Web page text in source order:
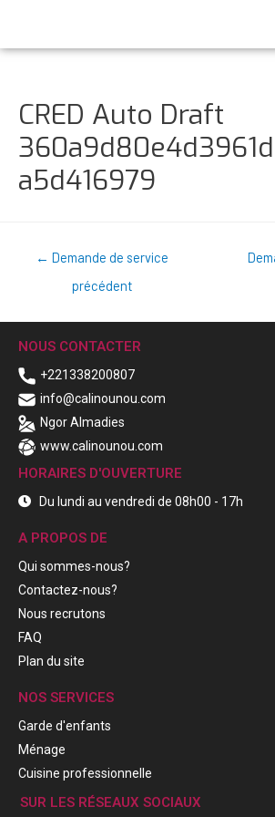
CRED Auto Draft
a5d416979
← Demande de service
précédent
NOUS CONTACTER
+221338200807
info@calinounou.com
Ngor Almadies
www.calinounou.com
HORAIRES D'OUVERTURE
Du lundi au vendredi de 08h00 - 17h
A PROPOS DE
Qui sommes-nous?
Contactez-nous?
Nous recrutons
FAQ
Plan du site
NOS SERVICES
Garde d'enfants
Ménage
Cuisine professionnelle
SUR LES RÉSEAUX SOCIAUX